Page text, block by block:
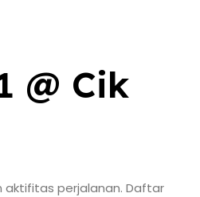
@ Cik
aktifitas perjalanan. Daftar